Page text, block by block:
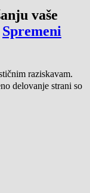
vaše
Spremeni
raziskavam.
delovanje strani so